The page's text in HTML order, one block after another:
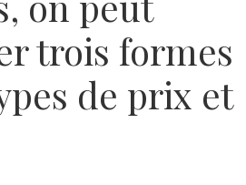
trois formes
de prix et